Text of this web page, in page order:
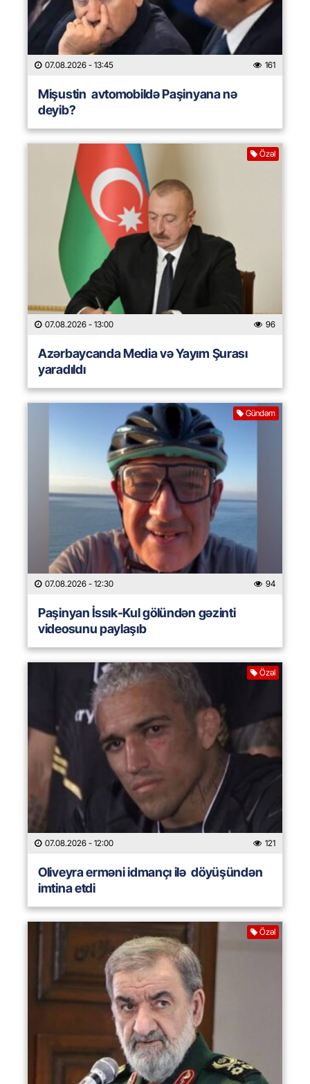
07.08.2026 - 13:45 161
Mişustin avtomobildə Paşinyana nə
deyib?
Özəl
07.08.2026 - 13:00 96
Azərbaycanda Media və Yayım Şurası
yaradıldı
Gündəm
07.08.2026 - 12:30 94
Paşinyan İssık-Kul gölündən gəzinti
videosunu paylaşıb
Özəl
07.08.2026 - 12:00 121
Oliveyra erməni idmançı ilə döyüşündən
imtina etdi
Özəl